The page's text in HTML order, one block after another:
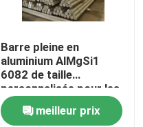
Barre pleine en
aluminium AlMgSi1
6082 de taille
personnalisée pour les
industries du génie
structurelmeilleur prix